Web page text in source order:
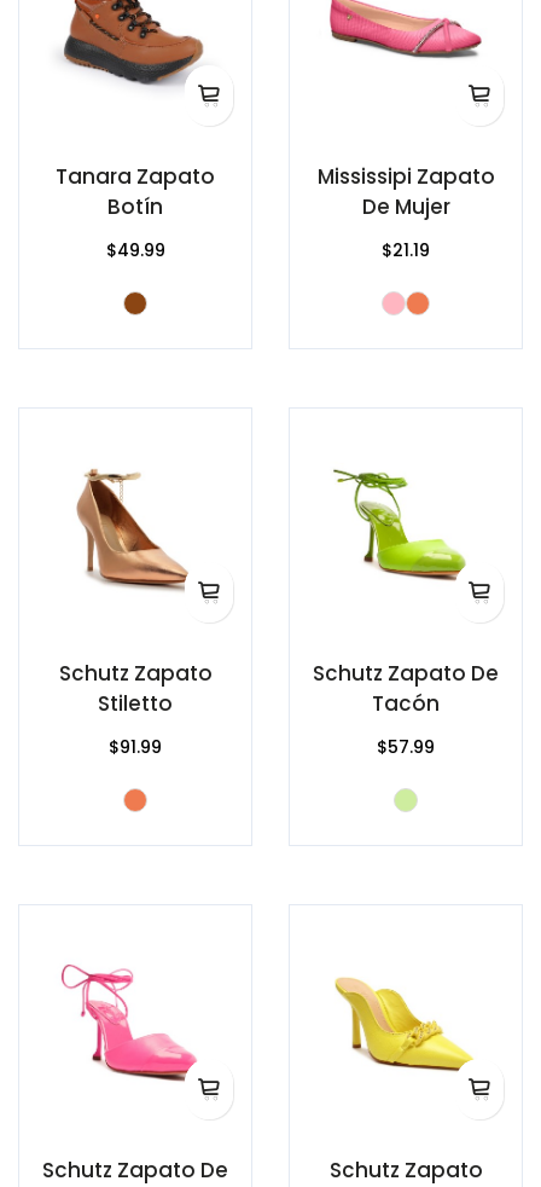
Tanara Zapato
Botín
$49.99
Mississipi Zapato
De Mujer
$21.19
Schutz Zapato
Stiletto
$91.99
Schutz Zapato De
Tacón
$57.99
Schutz Zapato De
Schutz Zapato